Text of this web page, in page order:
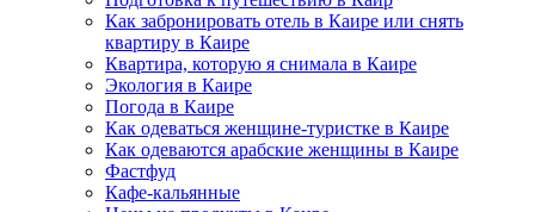
Как забронировать отель в Каире или снять
квартиру в Каире
Квартира, которую я снимала в Каире
Экология в Каире
Погода в Каире
Как одеваться женщине-туристке в Каире
Как одеваются арабские женщины в Каире
Фастфуд
Кафе-кальянные